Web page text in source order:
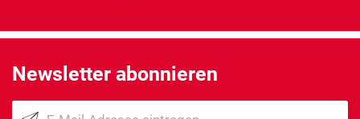
Newsletter abonnieren